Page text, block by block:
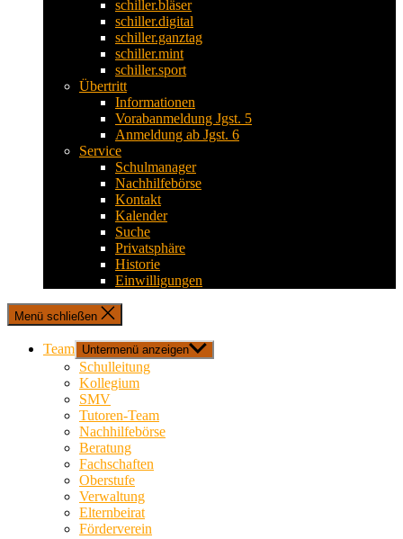
schiller.bläser
schiller.digital
schiller.ganztag
schiller.mint
schiller.sport
Übertritt
Informationen
Vorabanmeldung Jgst. 5
Anmeldung ab Jgst. 6
Service
Schulmanager
Nachhilfebörse
Kontakt
Kalender
Suche
Privatsphäre
Historie
Einwilligungen
Menü schließen
Team Untermenü anzeigen
Schulleitung
Kollegium
SMV
Tutoren-Team
Nachhilfebörse
Beratung
Fachschaften
Oberstufe
Verwaltung
Elternbeirat
Förderverein